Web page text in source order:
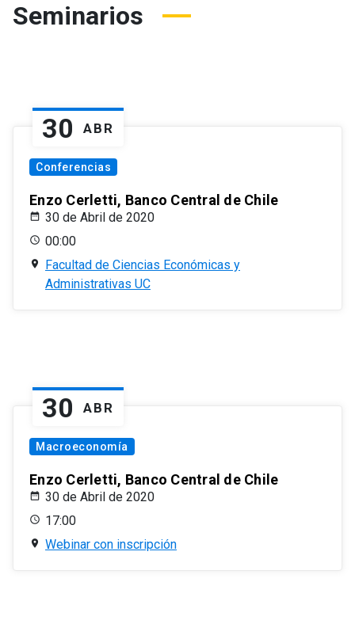
Seminarios
30 ABR
Conferencias
Enzo Cerletti, Banco Central de Chile
30 de Abril de 2020
00:00
Facultad de Ciencias Económicas y
Administrativas UC
30 ABR
Macroeconomía
Enzo Cerletti, Banco Central de Chile
30 de Abril de 2020
17:00
Webinar con inscripción